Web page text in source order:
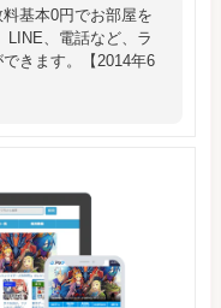
基本0円でお部屋を
LINE、電話など、ラ
きます。【2014年6